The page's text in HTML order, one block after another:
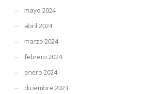
mayo 2024
abril 2024
marzo 2024
febrero 2024
enero 2024
diciembre 2023